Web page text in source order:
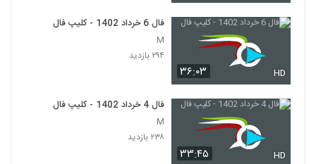
۳۶:۰۳ HD
فال 6 خرداد 1402 - کلیپ فال
M
۲۹۴ بازدید
۳۳:۴۵ HD
فال 4 خرداد 1402 - کلیپ فال
M
۲۳۸ بازدید